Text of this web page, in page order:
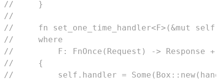
//     }
//
//     fn set_one_time_handler<F>(&mut
//     where
//         F: FnOnce(Request) -> Response
//     {
//         self.handler =